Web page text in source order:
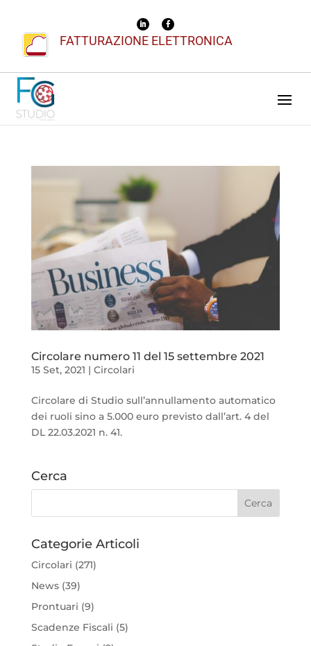
FATTURAZIONE ELETTRONICA
Circolare numero 11 del 15 settembre 2021
15 Set, 2021 | Circolari
Circolare di Studio sull’annullamento automatico
dei ruoli sino a 5.000 euro previsto dall’art. 4 del
DL 22.03.2021 n. 41.
Cerca
Categorie Articoli
Circolari (271)
News(39)
Prontuari (9)
Scadenze Fiscali (5)